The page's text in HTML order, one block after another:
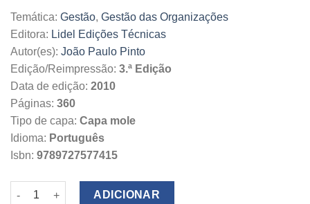
28.15€.25.34€.
Temática: Gestão, Gestão das Organizações
Editora: Lidel Edições Técnicas
Autor(es): João Paulo Pinto
Edição/Reimpressão: 3.ª Edição
Data de edição: 2010
Páginas: 360
Tipo de capa: Capa mole
Idioma: Português
Isbn: 9789727577415
Quantidade de Gestão de Operações
ADICIONAR